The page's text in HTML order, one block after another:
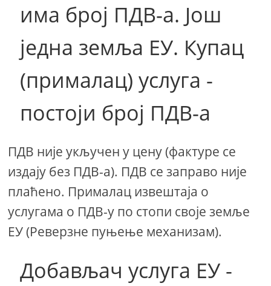
има број ПДВ-а. Још
једна земља ЕУ. Купац
(прималац) услуга -
постоји број ПДВ-а
ПДВ није укључен у цену (фактуре се
издају без ПДВ-а). ПДВ се заправо није
плаћено. Прималац извештаја о
услугама о ПДВ-у по стопи своје земље
ЕУ (Реверзне пуњење механизам).
Добављач услуга ЕУ -